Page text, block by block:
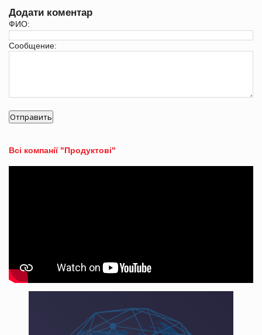
Додати коментар
ФИО:
Сообщение:
Всі компанії "Продуктові"